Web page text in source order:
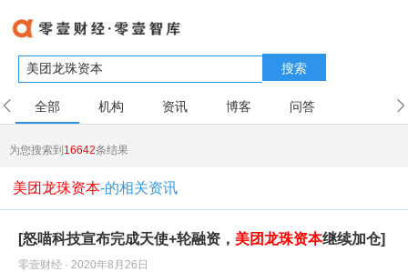
搜索
全部 机构 资讯 博客 问答
为您搜索到16642条结果
美团龙珠资本-的相关资讯
[怒喵科技宣布完成天使+轮融资， 美团龙珠资本继续加仓]
零壹财经 · 2020年8月26日